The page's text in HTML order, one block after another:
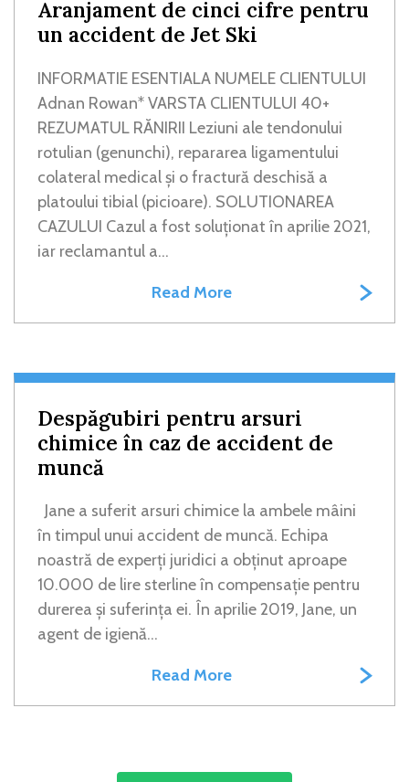
Aranjament de cinci cifre pentru
un accident de Jet Ski
INFORMATIE ESENTIALA NUMELE CLIENTULUI
Adnan Rowan* VARSTA CLIENTULUI 40+
REZUMATUL RĂNIRII Leziuni ale tendonului
rotulian (genunchi), repararea ligamentului
colateral medical și o fractură deschisă a
platoului tibial (picioare). SOLUTIONAREA
CAZULUI Cazul a fost soluționat în aprilie 2021,
iar reclamantul a...
Read More
Despăgubiri pentru arsuri
chimice în caz de accident de
muncă
Jane a suferit arsuri chimice la ambele mâini
în timpul unui accident de muncă. Echipa
noastră de experți juridici a obținut aproape
10.000 de lire sterline în compensație pentru
durerea și suferința ei. În aprilie 2019, Jane, un
agent de igienă...
Read More